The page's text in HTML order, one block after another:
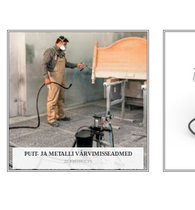
PUIT- JA METALLI VÄRVIMISSEADMED
22 PRODUCTS